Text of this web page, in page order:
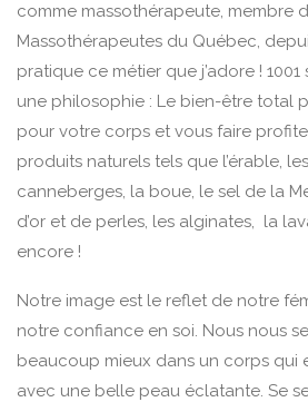
comme massothérapeute, membre
Massothérapeutes du Québec,
pratique ce métier que j’adore ! 1001
une philosophie : Le bien-être total
pour votre corps et vous faire
produits naturels tels que l’érable,
canneberges, la boue, le sel de la
d’or et de perles, les alginates, la
encore !
Notre image est le reflet de notre
notre confiance en soi. Nous nous
beaucoup mieux dans un corps qui
avec une belle peau éclatante. Se